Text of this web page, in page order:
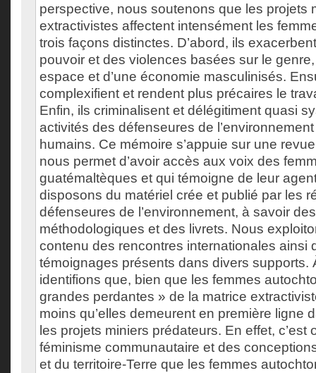
perspective, nous soutenons que les projets
extractivistes affectent intensément les
trois façons distinctes. D’abord, ils
pouvoir et des violences basées sur le genre,
espace et d’une économie masculinisés.
complexifient et rendent plus précaires le
Enfin, ils criminalisent et délégitiment quasi
activités des défenseures de
humains. Ce mémoire s’appuie sur une
nous permet d’avoir accès aux voix des
guatémaltèques et qui témoigne de leur
disposons du matériel crée et publié par les
défenseures de l’environnement, à savoir
méthodologiques et des livrets. Nous
contenu des rencontres internationales ainsi
témoignages présents dans divers supports.
identifions que, bien que les femmes
grandes perdantes » de la matrice
moins qu’elles demeurent en première ligne
les projets miniers prédateurs. En effet, c’est
féminisme communautaire et des
et du territoire-Terre que les femmes